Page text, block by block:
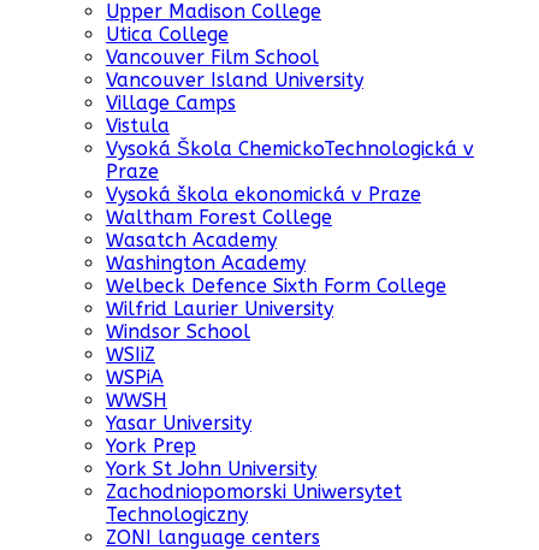
Upper Madison College
Utica College
Vancouver Film School
Vancouver Island University
Village Camps
Vistula
Vysoká Škola ChemickoTechnologická v
Praze
Vysoká škola ekonomická v Praze
Waltham Forest College
Wasatch Academy
Washington Academy
Welbeck Defence Sixth Form College
Wilfrid Laurier University
Windsor School
WSIiZ
WSPiA
WWSH
Yasar University
York Prep
York St John University
Zachodniopomorski Uniwersytet
Technologiczny
ZONI language centers